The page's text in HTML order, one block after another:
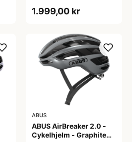
1.999,00 kr
ABUS
ABUS AirBreaker 2.0 -
Cykelhjelm - Graphite